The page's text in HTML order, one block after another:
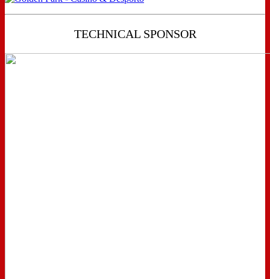
TECHNICAL SPONSOR